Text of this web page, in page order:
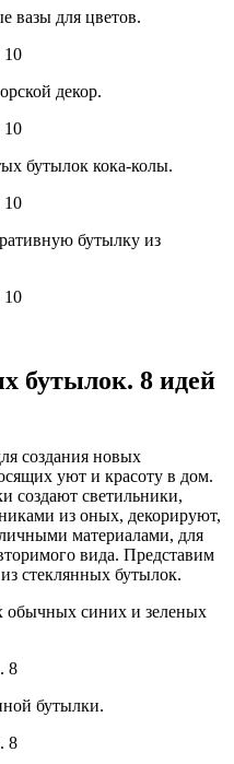
вазы для цветов.
декор.
бутылок кока-колы.
бутылку из
бутылок. 8 идей
создания новых
уют и красоту в дом.
создают светильники,
из оных, декорируют,
материалами, для
вида. Представим
стеклянных бутылок.
обычных синих и зеленых
бутылки.